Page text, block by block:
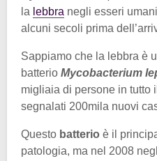
la lebbra negli esseri
alcuni secoli prima
Sappiamo che la lebbra è
batterio Mycobacterium
migliaia di persone in tutto
segnalati 200mila nuovi
Questo batterio è il
patologia, ma nel 2008